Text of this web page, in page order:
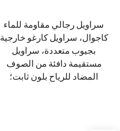
سراويل رجالي مقاومة للماء
كاجوال، سراويل كارغو خارجية
بجيوب متعددة، سراويل
مستقيمة دافئة من الصوف
المضاد للرياح بلون ثابت؛